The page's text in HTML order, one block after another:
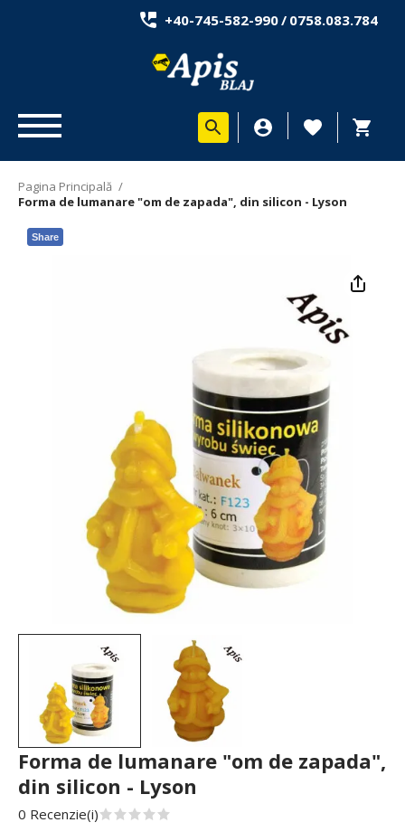
+40-745-582-990/ 0758.083.784
Pagina Principală /
Forma de lumanare "om de zapada", din silicon - Lyson
Share
Forma de lumanare "om de zapada",
din silicon - Lyson
0 Recenzie(i)